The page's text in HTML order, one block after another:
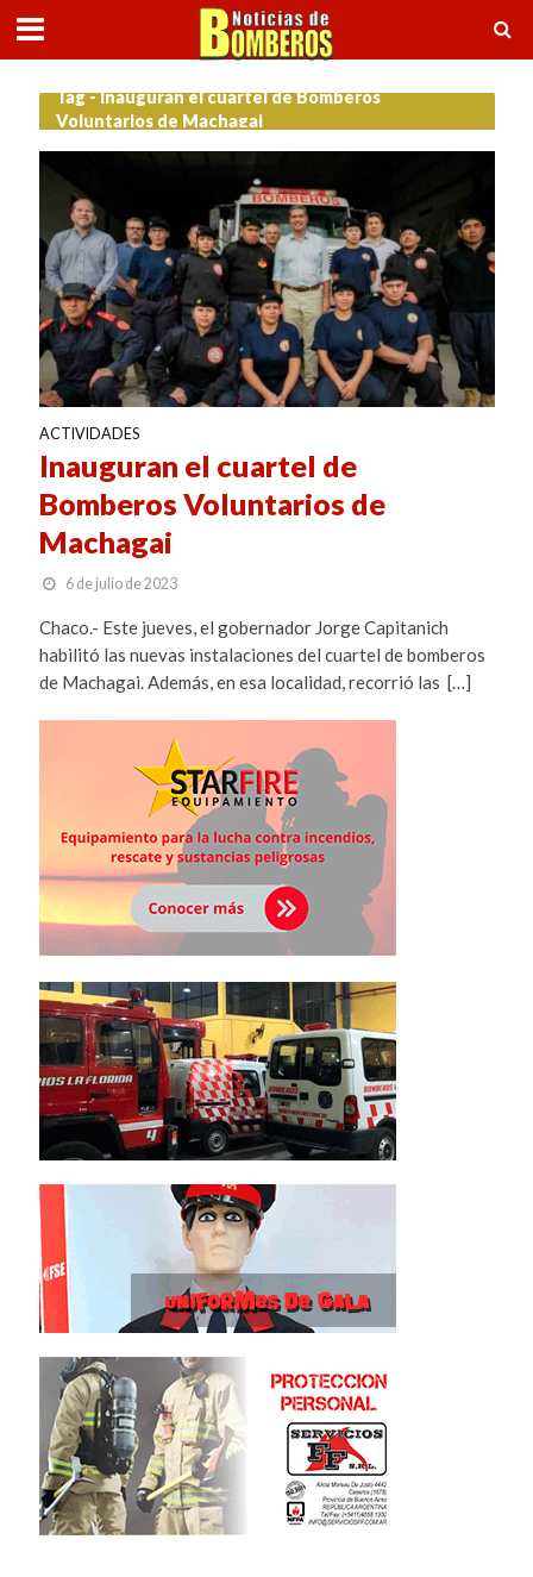
Tag - Inauguran el cuartel de Bomberos
Voluntarios de Machagai
ACTIVIDADES
Inauguran el cuartel de
Bomberos Voluntarios de
Machagai
6 de julio de 2023
Chaco.- Este jueves, el gobernador Jorge Capitanich
habilitó las nuevas instalaciones del cuartel de bomberos
de Machagai. Además, en esa localidad, recorrió las […]